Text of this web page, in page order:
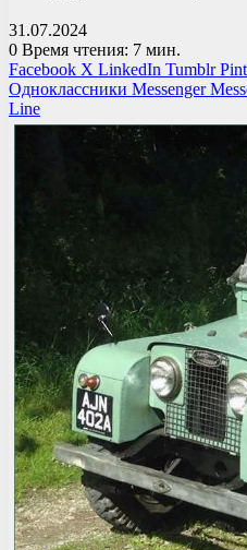
31.07.2024
0 Время чтения: 7 мин.
Facebook X LinkedIn Tumblr
Одноклассники Messenger
Line